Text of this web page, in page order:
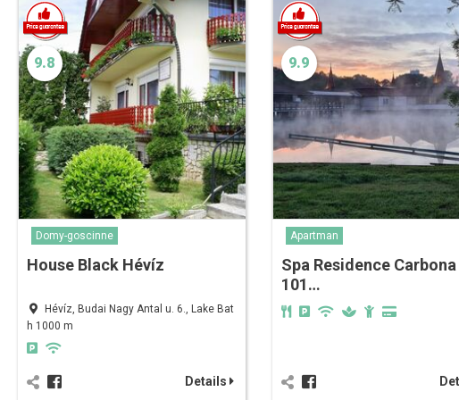
9.8
Domy-goscinne
House Black Hévíz
Hévíz, Budai Nagy Antal u. 6., Lake Bat
h 1000 m
Details
9.9
Apartman
Spa Residence Carbona‎‏‏‎
101…